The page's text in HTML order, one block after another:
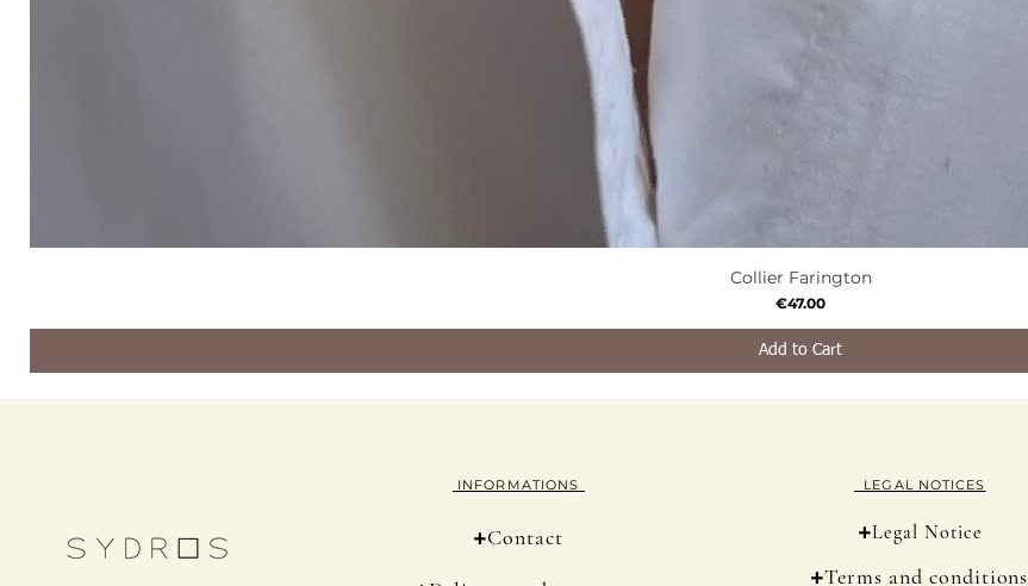
Quick View
Collier Farington
Price
€47.00
Add to Cart
INFORMATIONS
+Contact
LEGAL NOTICES
+Legal Notice
+Terms and conditions